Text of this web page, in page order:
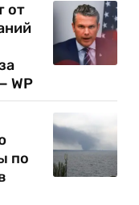
от
WP
по